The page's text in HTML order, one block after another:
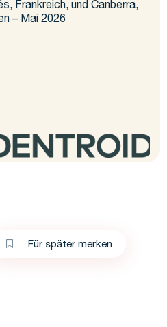
Frankreich, und Canberra,
– Mai 2026
Für später merken